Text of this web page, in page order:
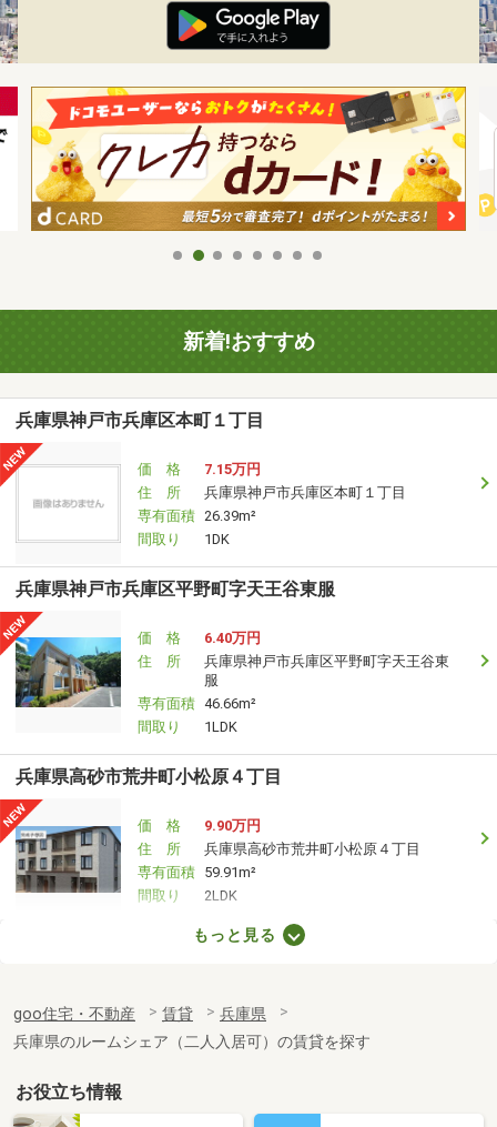
新着!おすすめ
兵庫県神戸市兵庫区本町１丁目
価 格
7.15万円
住 所
兵庫県神戸市兵庫区本町１丁目
専有面積 26.39m²
間取り
1DK
兵庫県神戸市兵庫区平野町字天王谷東服
価 格
6.40万円
住 所
兵庫県神戸市兵庫区平野町字天王谷東
服
専有面積 46.66m²
間取り
1LDK
兵庫県高砂市荒井町小松原４丁目
価 格
9.90万円
住 所
兵庫県高砂市荒井町小松原４丁目
専有面積 59.91m²
間取り
2LDK
兵庫県姫路市辻井７丁目
住 所
兵庫県姫路市辻井７丁目
専有面積 56.08m²
兵庫県神戸市中央区磯辺通４丁目
もっと見る
goo住宅・不動産 賃貸
兵庫県
兵庫県のルームシェア（二人入居可）の賃貸を探す
お役立ち情報